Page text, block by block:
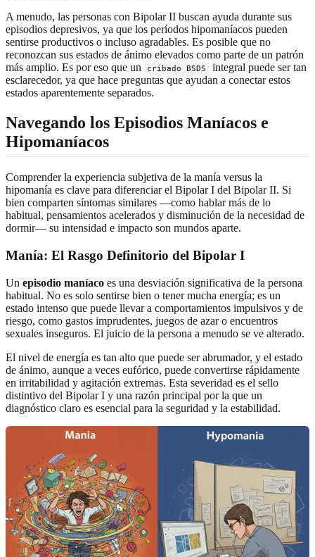
A menudo, las personas con Bipolar II buscan ayuda durante sus
episodios depresivos, ya que los períodos hipomaníacos pueden
sentirse productivos o incluso agradables. Es posible que no
reconozcan sus estados de ánimo elevados como parte de un patrón
más amplio. Es por eso que un
cribado BSDS
integral puede ser tan
esclarecedor, ya que hace preguntas que ayudan a conectar estos
estados aparentemente separados.
Navegando los Episodios Maníacos e
Hipomaníacos
Comprender la experiencia subjetiva de la manía versus la
hipomanía es clave para diferenciar el Bipolar I del Bipolar II. Si
bien comparten síntomas similares —como hablar más de lo
habitual, pensamientos acelerados y disminución de la necesidad de
dormir— su intensidad e impacto son mundos aparte.
Manía: El Rasgo Definitorio del Bipolar I
Un episodio maníaco es una desviación significativa de la persona
habitual. No es solo sentirse bien o tener mucha energía; es un
estado intenso que puede llevar a comportamientos impulsivos y de
riesgo, como gastos imprudentes, juegos de azar o encuentros
sexuales inseguros. El juicio de la persona a menudo se ve alterado.
El nivel de energía es tan alto que puede ser abrumador, y el estado
de ánimo, aunque a veces eufórico, puede convertirse rápidamente
en irritabilidad y agitación extremas. Esta severidad es el sello
distintivo del Bipolar I y una razón principal por la que un
diagnóstico claro es esencial para la seguridad y la estabilidad.